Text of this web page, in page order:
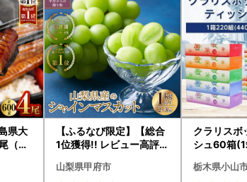
県大
（60
菜 総
【ふるなび限定】【総合
1位獲得!! レビュー高評価
〉山梨県産 シャインマス
山梨県甲府市
クラリスボ
シュ60箱
ト)【配送不
栃木県小山